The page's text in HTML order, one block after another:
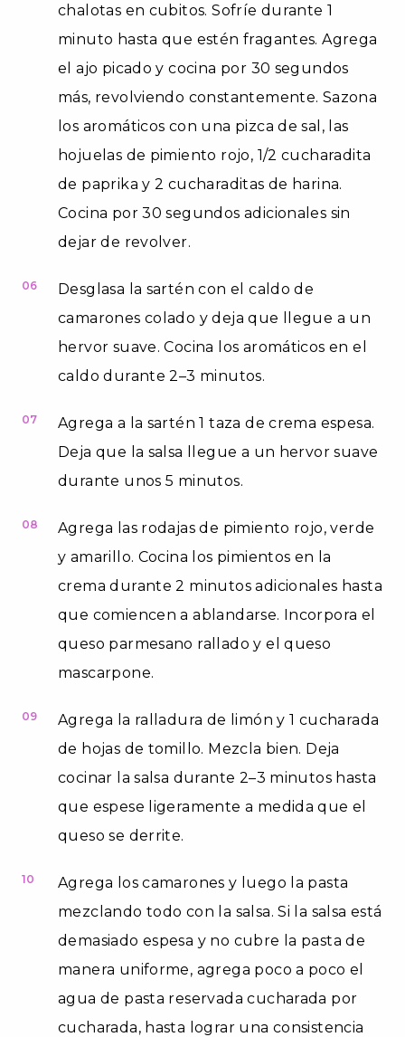
chalotas en cubitos. Sofríe durante 1
minuto hasta que estén fragantes. Agrega
el ajo picado y cocina por 30 segundos
más, revolviendo constantemente. Sazona
los aromáticos con una pizca de sal, las
hojuelas de pimiento rojo, 1/2 cucharadita
de paprika y 2 cucharaditas de harina.
Cocina por 30 segundos adicionales sin
dejar de revolver.
06
Desglasa la sartén con el caldo de
camarones colado y deja que llegue a un
hervor suave. Cocina los aromáticos en el
caldo durante 2–3 minutos.
07
Agrega a la sartén 1 taza de crema espesa.
Deja que la salsa llegue a un hervor suave
durante unos 5 minutos.
08
Agrega las rodajas de pimiento rojo, verde
y amarillo. Cocina los pimientos en la
crema durante 2 minutos adicionales hasta
que comiencen a ablandarse. Incorpora el
queso parmesano rallado y el queso
mascarpone.
09
Agrega la ralladura de limón y 1 cucharada
de hojas de tomillo. Mezcla bien. Deja
cocinar la salsa durante 2–3 minutos hasta
que espese ligeramente a medida que el
queso se derrite.
10
Agrega los camarones y luego la pasta
mezclando todo con la salsa. Si la salsa está
demasiado espesa y no cubre la pasta de
manera uniforme, agrega poco a poco el
agua de pasta reservada cucharada por
cucharada, hasta lograr una consistencia